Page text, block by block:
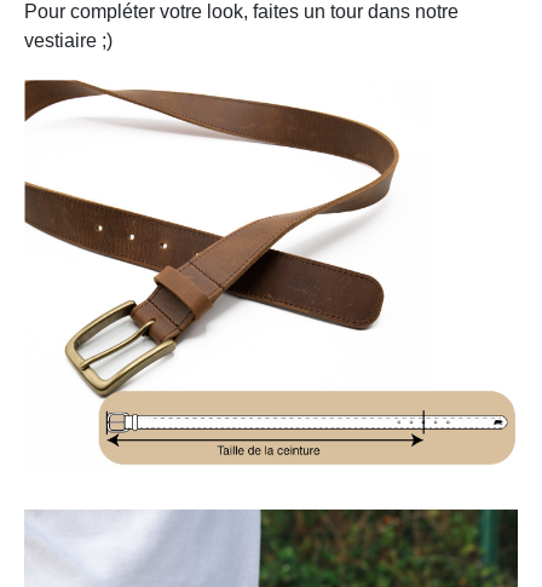
Pour compléter votre look, faites un tour dans notre
vestiaire ;)